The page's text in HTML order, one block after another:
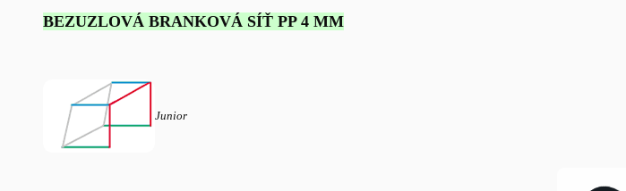
BEZUZLOVÁ BRANKOVÁ SÍŤ PP 4 MM
Junior